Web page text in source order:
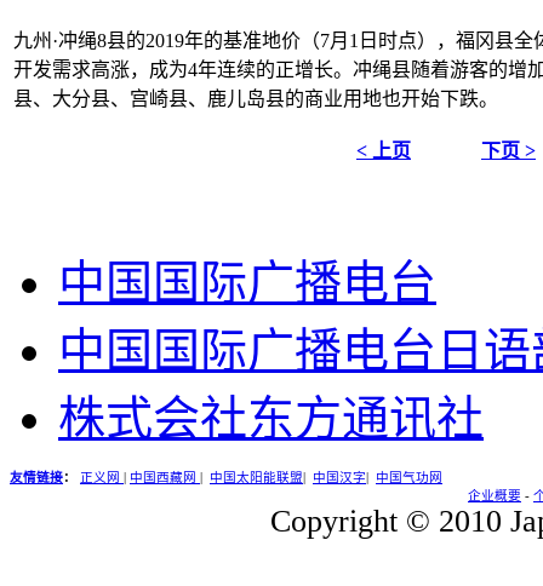
九州·冲绳8县的2019年的基准地价（7月1日时点），福冈县
开发需求高涨，成为4年连续的正增长。冲绳县随着游客的增
县、大分县、宫崎县、鹿儿岛县的商业用地也开始下跌。
< 上页 下页 >
中国国际广播电台
中国国际广播电台日语
株式会社东方通讯社
友情链接： 正义网 中国西藏网 中国太阳能联盟 中国汉字
中国气功网
企业概要 -
Copyright © 2010